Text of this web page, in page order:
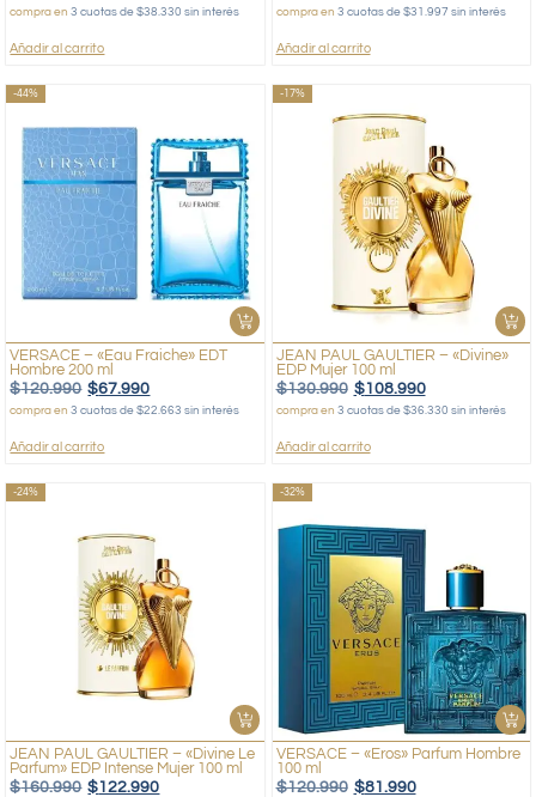
compra en3 cuotas de $38.330 sin interés
Añadir al carrito
compra en 3 cuotas de $31.997 sin interés
Añadir al carrito
-44%
VERSACE – «Eau Fraiche» EDT
Hombre 200 ml
$120.990 $67.990
compra en3 cuotas de $22.663 sin interés
Añadir al carrito
-17%
JEAN PAUL GAULTIER – «Divine»
EDP Mujer 100 ml
$130.990 $108.990
compra en 3 cuotas de $36.330 sin interés
Añadir al carrito
-24%
JEAN PAUL GAULTIER – «Divine Le
Parfum» EDP Intense Mujer 100 ml ‎
$160.990 $122.990
-32%
VERSACE – «Eros» Parfum Hombre
100 ml
$120.990 $81.990